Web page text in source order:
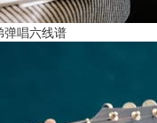
弹唱六线谱